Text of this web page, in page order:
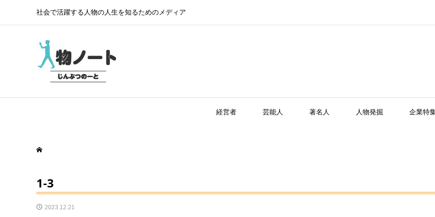
社会で活躍する人物の人生を知るためのメディア
経営者 芸能人 著名人 人物発掘 企業特
1-3
2023.12.21